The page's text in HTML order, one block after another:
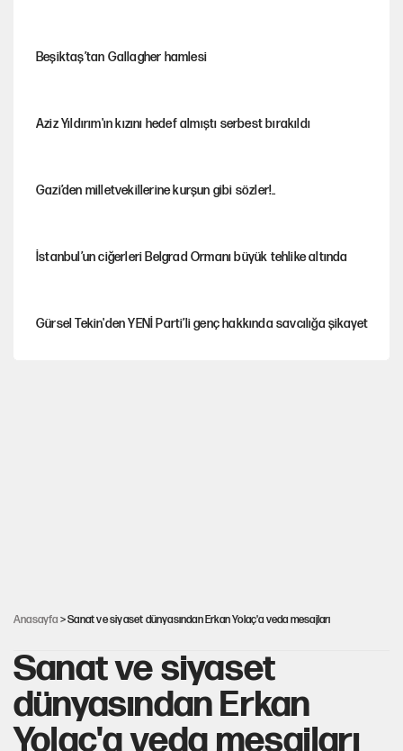
Beşiktaş’tan Gallagher hamlesi
Aziz Yıldırım'ın kızını hedef almıştı serbest bırakıldı
Gazi’den milletvekillerine kurşun gibi sözler!..
İstanbul’un ciğerleri Belgrad Ormanı büyük tehlike altında
Gürsel Tekin'den YENİ Parti’li genç hakkında savcılığa şikayet
Anasayfa > Sanat ve siyaset dünyasından Erkan Yolaç'a veda mesajları
Sanat ve siyaset
dünyasından Erkan
Yolaç'a veda mesajları